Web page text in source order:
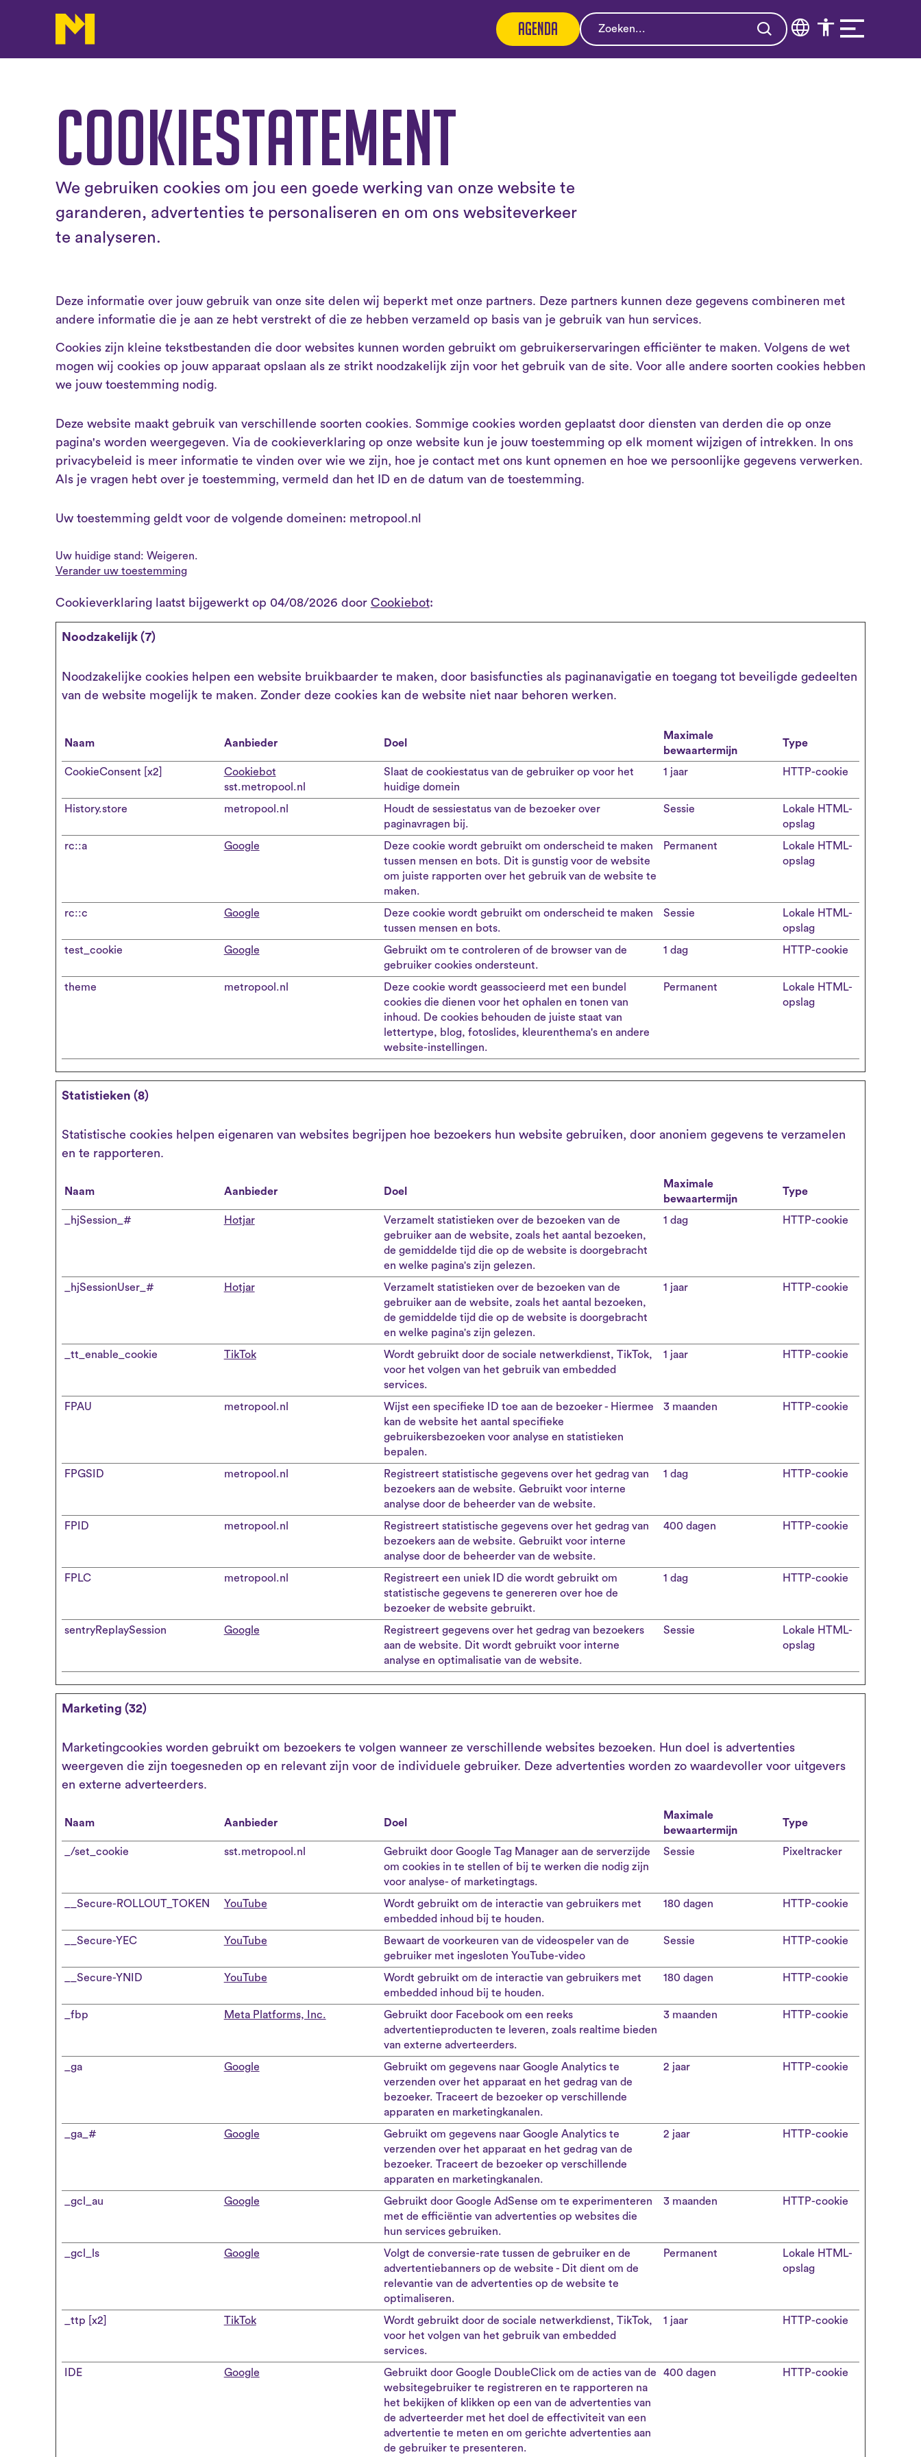
Agenda
Cookiestatement
We gebruiken cookies om jou een goede werking van onze website te
garanderen, advertenties te personaliseren en om ons websiteverkeer
te analyseren.
Deze informatie over jouw gebruik van onze site delen wij beperkt met onze partners. Deze partners kunnen deze gegevens combineren met
andere informatie die je aan ze hebt verstrekt of die ze hebben verzameld op basis van je gebruik van hun services.
Cookies zijn kleine tekstbestanden die door websites kunnen worden gebruikt om gebruikerservaringen efficiënter te maken. Volgens de wet
mogen wij cookies op jouw apparaat opslaan als ze strikt noodzakelijk zijn voor het gebruik van de site. Voor alle andere soorten cookies hebben
we jouw toestemming nodig.
Deze website maakt gebruik van verschillende soorten cookies. Sommige cookies worden geplaatst door diensten van derden die op onze
pagina's worden weergegeven. Via de cookieverklaring op onze website kun je jouw toestemming op elk moment wijzigen of intrekken. In ons
privacybeleid is meer informatie te vinden over wie we zijn, hoe je contact met ons kunt opnemen en hoe we persoonlijke gegevens verwerken.
Als je vragen hebt over je toestemming, vermeld dan het ID en de datum van de toestemming.
Uw toestemming geldt voor de volgende domeinen: metropool.nl
Uw huidige stand: Weigeren.
Verander uw toestemming
Cookieverklaring laatst bijgewerkt op 04/08/2026 door Cookiebot:
Noodzakelijk (7)
Noodzakelijke cookies helpen een website bruikbaarder te maken, door basisfuncties als paginanavigatie en toegang tot beveiligde gedeelten
van de website mogelijk te maken. Zonder deze cookies kan de website niet naar behoren werken.
Naam Aanbieder Doel
Maximale
bewaartermijn
Type
CookieConsent [x2]
Cookiebot
sst.metropool.nl
Slaat de cookiestatus van de gebruiker op voor het
huidige domein
1 jaar HTTP-cookie
History.store metropool.nl
Houdt de sessiestatus van de bezoeker over
paginavragen bij.
Sessie
Lokale HTML-
opslag
rc::a
Google
Deze cookie wordt gebruikt om onderscheid te maken
tussen mensen en bots. Dit is gunstig voor de website
om juiste rapporten over het gebruik van de website te
maken.
Permanent
Lokale HTML-
opslag
rc::c Google
Deze cookie wordt gebruikt om onderscheid te maken
tussen mensen en bots.
Sessie
Lokale HTML-
opslag
test_cookie
Google
Gebruikt om te controleren of de browser van de
gebruiker cookies ondersteunt.
1 dag HTTP-cookie
theme metropool.nl
Deze cookie wordt geassocieerd met een bundel
cookies die dienen voor het ophalen en tonen van
inhoud. De cookies behouden de juiste staat van
lettertype, blog, fotoslides, kleurenthema's en andere
website-instellingen.
Permanent
Lokale HTML-
opslag
Statistieken (8)
Statistische cookies helpen eigenaren van websites begrijpen hoe bezoekers hun website gebruiken, door anoniem gegevens te verzamelen
en te rapporteren.
Naam Aanbieder Doel
Maximale
bewaartermijn
Type
_hjSession_# Hotjar
Verzamelt statistieken over de bezoeken van de
gebruiker aan de website, zoals het aantal bezoeken,
de gemiddelde tijd die op de website is doorgebracht
en welke pagina's zijn gelezen.
1 dag HTTP-cookie
_hjSessionUser_# Hotjar
Verzamelt statistieken over de bezoeken van de
gebruiker aan de website, zoals het aantal bezoeken,
de gemiddelde tijd die op de website is doorgebracht
en welke pagina's zijn gelezen.
1 jaar HTTP-cookie
_tt_enable_cookie TikTok
Wordt gebruikt door de sociale netwerkdienst, TikTok,
voor het volgen van het gebruik van embedded
services.
1 jaar HTTP-cookie
FPAU metropool.nl
Wijst een specifieke ID toe aan de bezoeker - Hiermee
kan de website het aantal specifieke
gebruikersbezoeken voor analyse en statistieken
bepalen.
3 maanden HTTP-cookie
FPGSID metropool.nl
Registreert statistische gegevens over het gedrag van
bezoekers aan de website. Gebruikt voor interne
analyse door de beheerder van de website.
1 dag HTTP-cookie
FPID metropool.nl
Registreert statistische gegevens over het gedrag van
bezoekers aan de website. Gebruikt voor interne
analyse door de beheerder van de website.
400 dagen HTTP-cookie
FPLC metropool.nl
Registreert een uniek ID die wordt gebruikt om
statistische gegevens te genereren over hoe de
bezoeker de website gebruikt.
1 dag HTTP-cookie
sentryReplaySession Google
Registreert gegevens over het gedrag van bezoekers
aan de website. Dit wordt gebruikt voor interne
analyse en optimalisatie van de website.
Sessie
Lokale HTML-
opslag
Marketing (32)
Marketingcookies worden gebruikt om bezoekers te volgen wanneer ze verschillende websites bezoeken. Hun doel is advertenties
weergeven die zijn toegesneden op en relevant zijn voor de individuele gebruiker. Deze advertenties worden zo waardevoller voor uitgevers
en externe adverteerders.
Naam Aanbieder Doel
Maximale
bewaartermijn
Type
_/set_cookie sst.metropool.nl
Gebruikt door Google Tag Manager aan de serverzijde
om cookies in te stellen of bij te werken die nodig zijn
voor analyse- of marketingtags.
Sessie Pixeltracker
__Secure-ROLLOUT_TOKEN YouTube
Wordt gebruikt om de interactie van gebruikers met
embedded inhoud bij te houden.
180 dagen HTTP-cookie
__Secure-YEC YouTube
Bewaart de voorkeuren van de videospeler van de
gebruiker met ingesloten YouTube-video
Sessie HTTP-cookie
__Secure-YNID YouTube
Wordt gebruikt om de interactie van gebruikers met
embedded inhoud bij te houden.
180 dagen HTTP-cookie
_fbp Meta Platforms, Inc.
Gebruikt door Facebook om een reeks
advertentieproducten te leveren, zoals realtime bieden
van externe adverteerders.
3 maanden HTTP-cookie
_ga Google
Gebruikt om gegevens naar Google Analytics te
verzenden over het apparaat en het gedrag van de
bezoeker. Traceert de bezoeker op verschillende
apparaten en marketingkanalen.
2 jaar HTTP-cookie
_ga_# Google
Gebruikt om gegevens naar Google Analytics te
verzenden over het apparaat en het gedrag van de
bezoeker. Traceert de bezoeker op verschillende
apparaten en marketingkanalen.
2 jaar HTTP-cookie
_gcl_au Google
Gebruikt door Google AdSense om te experimenteren
met de efficiëntie van advertenties op websites die
hun services gebruiken.
3 maanden HTTP-cookie
_gcl_ls Google
Volgt de conversie-rate tussen de gebruiker en de
advertentiebanners op de website - Dit dient om de
relevantie van de advertenties op de website te
optimaliseren.
Permanent
Lokale HTML-
opslag
_ttp [x2] TikTok
Wordt gebruikt door de sociale netwerkdienst, TikTok,
voor het volgen van het gebruik van embedded
services.
1 jaar HTTP-cookie
IDE Google
Gebruikt door Google DoubleClick om de acties van de
websitegebruiker te registreren en te rapporteren na
het bekijken of klikken op een van de advertenties van
de adverteerder met het doel de effectiviteit van een
advertentie te meten en om gerichte advertenties aan
de gebruiker te presenteren.
400 dagen HTTP-cookie